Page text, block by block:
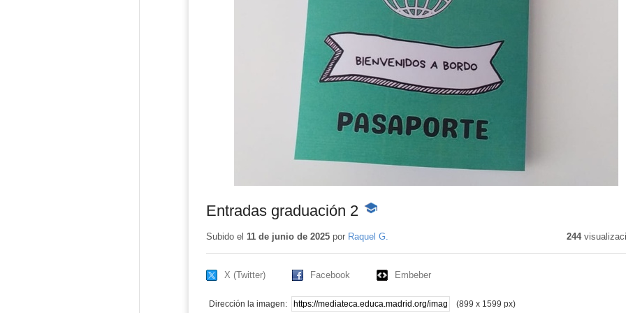
Entradas graduación 2 -
educativo
Subido el 11 de junio de 2025por Raquel G. 244
X (Twitter) Facebook Embeber
Dirección la imagen: (899 x 1599 px)